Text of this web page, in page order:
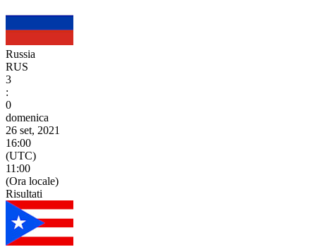
Russia
RUS
3
:
0
domenica
26 set, 2021
16:00
(UTC)
11:00
(Ora locale)
Risultati